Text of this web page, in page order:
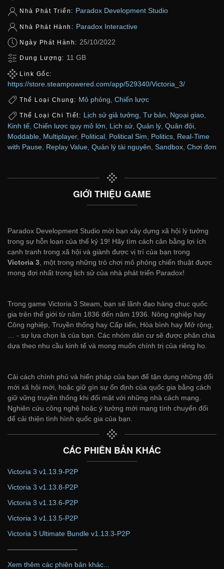
Nhà Phát Triển: Paradox Development Studio
Nhà Phát Hành: Paradox Interactive
Ngày Phát Hành: 25/10/2022
Dung Lượng: 11 GB
Link Gốc:
https://store.steampowered.com/app/529340/Victoria_3/
Thể Loại Chung: Mô phỏng Chiến lược
Thể Loại Chi Tiết: Lịch sử giả tưởng, Tư bản, Ngoại giao,
Kinh tế Chiến lược quy mô lớn Lịch sử Quản lý Quân đội
Moddable Multiplayer, Political Political Sim Politics Real-Time
with Pause Replay Value Quản lý tài nguyên Sandbox Chơi đơn
GIỚI THIỆU GAME
Paradox Development Studio mời bạn xây dựng xã hội lý tưởng
trong sự hỗn loạn của thế kỷ 19! Hãy tìm cách cân bằng lợi ích
cạnh tranh trong xã hội và giành được vị trí của bạn trong
Victoria 3 , một trong những trò chơi mô phỏng chiến thuật được
mong đợi nhất trong lịch sử của nhà phát triển Paradox!
Trong game Victoria 3 Steam, bạn sẽ lãnh đạo hàng chục quốc
gia trên thế giới từ năm 1836 đến năm 1936. Nông nghiệp hay
Công nghiệp, Truyền thống hay Cấp tiến, Hòa bình hay Mở rộng,
… - sự lựa chọn là của bạn. Các nhóm dân cư sẽ được phân chia
dựa theo nhu cầu kinh tế và mong muốn chính trị của riêng họ.
Cải cách chính phủ và hiến pháp của bạn để tận dụng những đổi
mới xã hội mới, hoặc giữ gìn sự ổn định của quốc gia bằng cách
giữ vững truyền thống khi đối mặt với những nhà cách mạng.
Nghiên cứu công nghệ hoặc ý tưởng mới mang tính chuyển đổi
để cải thiện tình hình quốc gia của bạn.
CÁC PHIÊN BẢN KHÁC
Victoria 3 v1.13.9-P2P
Victoria 3 v1.13.8-P2P
Victoria 3 v1.13.6-P2P
Victoria 3 v1.13.5-P2P
Victoria 3 Ultimate Bundle v1.13.3-P2P
——————————
Xem thêm các phiên bản khác...